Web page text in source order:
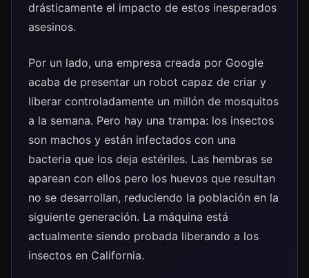
drásticamente el impacto de estos inesperados
asesinos.
Por un lado, una empresa creada por Google
acaba de presentar un robot capaz de criar y
liberar controladamente un millón de mosquitos
a la semana. Pero hay una trampa: los insectos
son machos y están infectados con una
bacteria que los deja estériles. Las hembras se
aparean con ellos pero los huevos que resultan
no se desarrollan, reduciendo la población en la
siguiente generación. La máquina está
actualmente siendo probada liberando a los
insectos en California.